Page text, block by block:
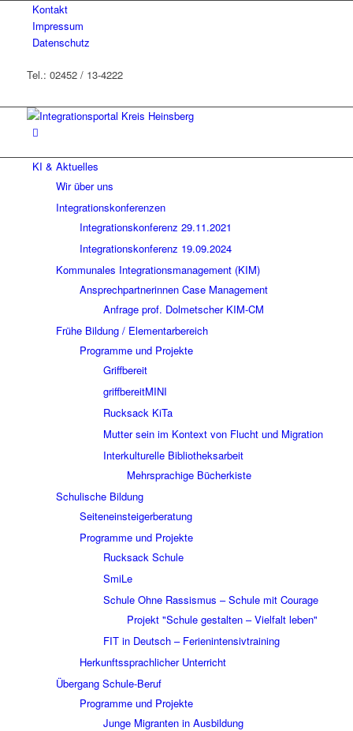
Kontakt
Impressum
Datenschutz
Tel.: 02452 / 13-4222
KI & Aktuelles
Wir über uns
Integrationskonferenzen
Integrationskonferenz 29.11.2021
Integrationskonferenz 19.09.2024
Kommunales Integrationsmanagement (KIM)
Ansprechpartnerinnen Case Management
Anfrage prof. Dolmetscher KIM-CM
Frühe Bildung / Elementarbereich
Programme und Projekte
Griffbereit
griffbereitMINI
Rucksack KiTa
Mutter sein im Kontext von Flucht und Migration
Interkulturelle Bibliotheksarbeit
Mehrsprachige Bücherkiste
Schulische Bildung
Seiteneinsteigerberatung
Programme und Projekte
Rucksack Schule
SmiLe
Schule Ohne Rassismus – Schule mit Courage
Projekt "Schule gestalten – Vielfalt leben"
FIT in Deutsch – Ferienintensivtraining
Herkunftssprachlicher Unterricht
Übergang Schule-Beruf
Programme und Projekte
Junge Migranten in Ausbildung